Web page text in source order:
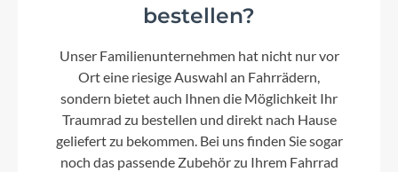
Farbe
black matt (grey+green)
bestellen?
Unser Familienunternehmen hat nicht nur vor
Ort eine riesige Auswahl an Fahrrädern,
sondern bietet auch Ihnen die Möglichkeit Ihr
Traumrad zu bestellen und direkt nach Hause
geliefert zu bekommen. Bei uns finden Sie sogar
noch das passende Zubehör zu Ihrem Fahrrad